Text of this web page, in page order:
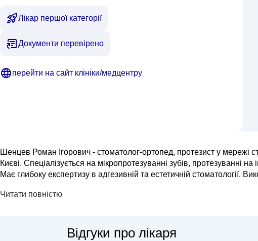
Лікар першої категорії
Документи перевірено
перейти на сайт клініки/медцентру
Шенцев Роман Ігорович - стоматолог-ортопед, протезист у мережі
Києві. Спеціалізується на мікропротезуванні зубів, протезуванні
Має глибоку експертизу в адгезивній та естетичній стоматології.
Читати повністю
Відгуки про лікаря